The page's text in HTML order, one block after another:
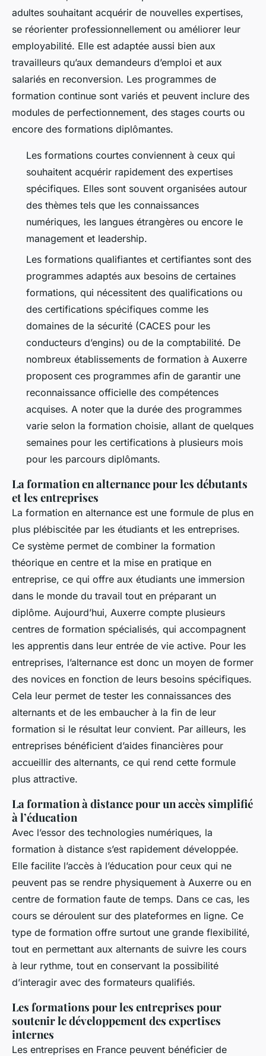
adultes souhaitant acquérir de nouvelles expertises,
se réorienter professionnellement ou améliorer leur
employabilité. Elle est adaptée aussi bien aux
travailleurs qu’aux demandeurs d’emploi et aux
salariés en reconversion. Les programmes de
formation continue sont variés et peuvent inclure des
modules de perfectionnement, des stages courts ou
encore des formations diplômantes.
Les formations courtes conviennent à ceux qui
souhaitent acquérir rapidement des expertises
spécifiques. Elles sont souvent organisées autour
des thèmes tels que les connaissances
numériques, les langues étrangères ou encore le
management et leadership.
Les formations qualifiantes et certifiantes sont des
programmes adaptés aux besoins de certaines
formations, qui nécessitent des qualifications ou
des certifications spécifiques comme les
domaines de la sécurité (CACES pour les
conducteurs d’engins) ou de la comptabilité. De
nombreux établissements de formation à Auxerre
proposent ces programmes afin de garantir une
reconnaissance officielle des compétences
acquises. A noter que la durée des programmes
varie selon la formation choisie, allant de quelques
semaines pour les certifications à plusieurs mois
pour les parcours diplômants.
La formation en alternance pour les débutants
et les entreprises
La formation en alternance est une formule de plus en
plus plébiscitée par les étudiants et les entreprises.
Ce système permet de combiner la formation
théorique en centre et la mise en pratique en
entreprise, ce qui offre aux étudiants une immersion
dans le monde du travail tout en préparant un
diplôme. Aujourd’hui, Auxerre compte plusieurs
centres de formation spécialisés, qui accompagnent
les apprentis dans leur entrée de vie active. Pour les
entreprises, l’alternance est donc un moyen de former
des novices en fonction de leurs besoins spécifiques.
Cela leur permet de tester les connaissances des
alternants et de les embaucher à la fin de leur
formation si le résultat leur convient. Par ailleurs, les
entreprises bénéficient d’aides financières pour
accueillir des alternants, ce qui rend cette formule
plus attractive.
La formation à distance pour un accès simplifié
à l’éducation
Avec l’essor des technologies numériques, la
formation à distance s’est rapidement développée.
Elle facilite l’accès à l’éducation pour ceux qui ne
peuvent pas se rendre physiquement à Auxerre ou en
centre de formation faute de temps. Dans ce cas, les
cours se déroulent sur des plateformes en ligne. Ce
type de formation offre surtout une grande flexibilité,
tout en permettant aux alternants de suivre les cours
à leur rythme, tout en conservant la possibilité
d’interagir avec des formateurs qualifiés.
Les formations pour les entreprises pour
soutenir le développement des expertises
internes
Les entreprises en France peuvent bénéficier de